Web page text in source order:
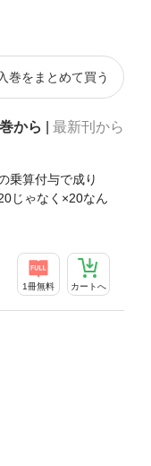
巻をまとめて買う
から 最新刊から
乗算付与で成り
じゃなく×20なん
1冊無料 カートへ